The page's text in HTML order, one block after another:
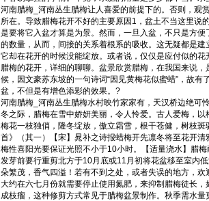
河南腊梅_河南丛生腊梅让人喜爱的前提下的。否则，观
所在。导致腊梅花开不好的主要原因1，盆土不当这里说
是要将它入盆才算是为景。然而，一旦入盆，不只是方
的数量，从而，间接的关系着根系的吸收。这无疑都是建
它却在花开的时候没能绽放。或者说，仅仅是应付似的
腊梅的花开，详细的聊聊。盆景欣赏腊梅，在我国来说
候，因文豪苏东坡的一句诗词“因见黄梅花似蜜蜡”，故
盆，不但是有增色添彩的效果。?
河南腊梅_河南丛生腊梅水村映竹家家有，天汉桥边绝可
冬之际，腊梅在雪中娇妍美丽，令人怜爱。古人爱梅，
梅花一枝独俏，隆冬绽放，傲立霜雪，根干苍健，树枝
首》（其一）【宋】晁补之诗报蜡梅开先凛冬将至花开
梅性喜阳光要保证光照不小于10小时。【适量浇水】腊
发芽前要行重剪北方于10月底或11月初将花盆移至室内
朵繁茂，香气四溢！若有不到之处，或者失误的地方，
大约在六七月份就需要停止使用氮肥，来抑制腊梅徒长
成枝瘤，这种修剪方式常见于腊梅盆景制作。秋季需水